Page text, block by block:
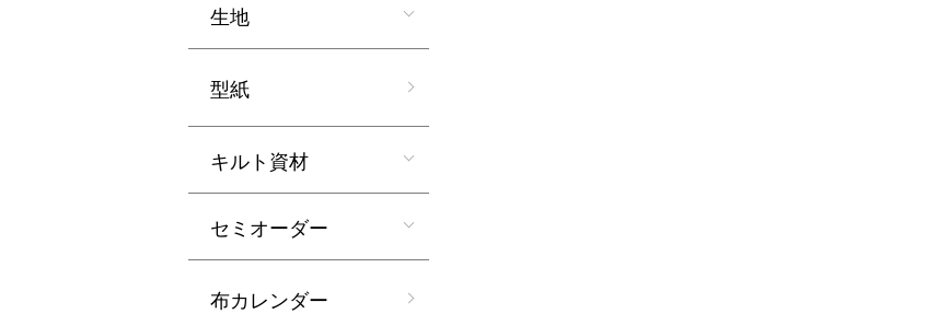
生地
型紙
キルト資材
セミオーダー
布カレンダー